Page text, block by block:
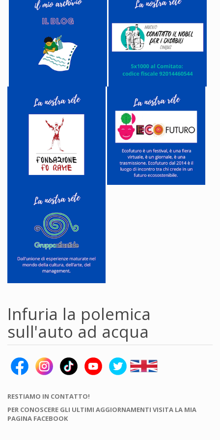
Infuria la polemica
sull'auto ad acqua
RESTIAMO IN CONTATTO!
PER CONOSCERE GLI ULTIMI AGGIORNAMENTI VISITA LA MIA
PAGINA FACEBOOK